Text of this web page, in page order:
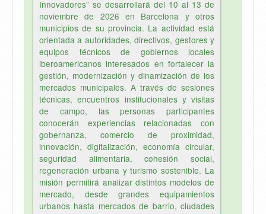
Innovadores” se desarrollará del 10 al 13 de
noviembre de 2026 en Barcelona y otros
municipios de su provincia. La actividad está
orientada a autoridades, directivos, gestores y
equipos técnicos de gobiernos locales
iberoamericanos interesados en fortalecer la
gestión, modernización y dinamización de los
mercados municipales. A través de sesiones
técnicas, encuentros institucionales y visitas
de campo, las personas participantes
conocerán experiencias relacionadas con
gobernanza, comercio de proximidad,
innovación, digitalización, economía circular,
seguridad alimentaria, cohesión social,
regeneración urbana y turismo sostenible. La
misión permitirá analizar distintos modelos de
mercado, desde grandes equipamientos
urbanos hasta mercados de barrio, ciudades